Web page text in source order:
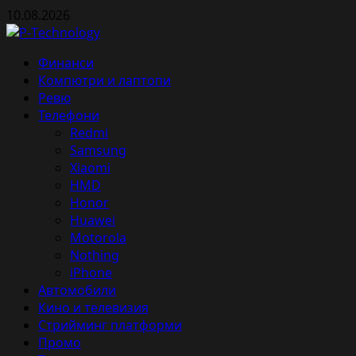
Skip
to
10.08.2026
Primary
Menu
Финанси
Компютри и лаптопи
Ревю
Телефони
Redmi
Samsung
Xiaomi
HMD
Honor
Huawei
Motorola
Nothing
iPhone
Автомобили
Кино и телевизия
Стрийминг платформи
Промо